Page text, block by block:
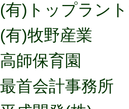
(有)トップラン
(有)牧野産業
高師保育園
最首会計事務所